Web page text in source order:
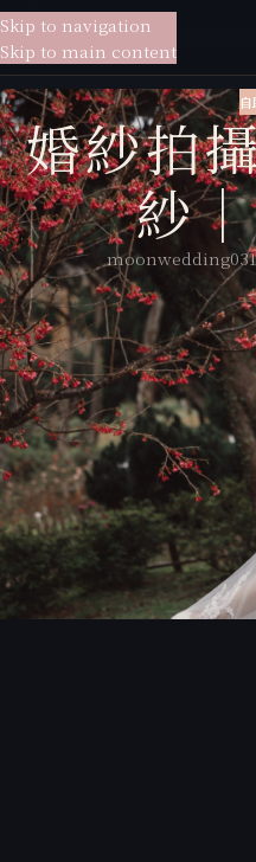
貳月婚紗
Skip to navigation
Skip to main content
婚紗拍
紗
婚紗攝影
新娘秘書
拍攝地點：貳月婚紗攝影棚、
新人姓名